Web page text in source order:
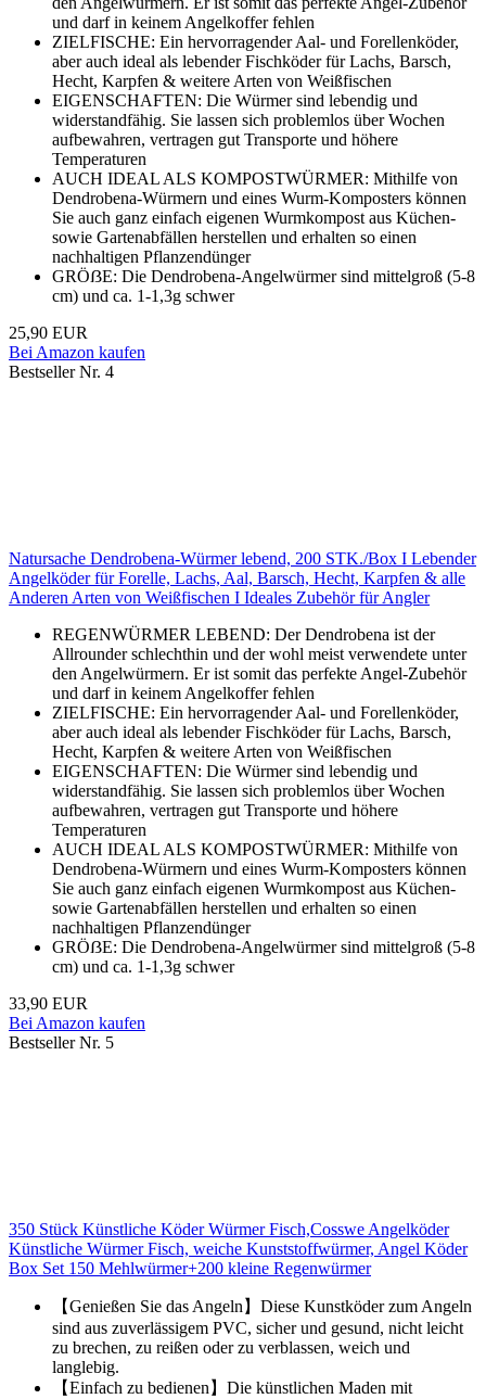
und darf in keinem Angelkoffer fehlen
ZIELFISCHE: Ein hervorragender Aal- und Forellenköder,
aber auch ideal als lebender Fischköder für Lachs, Barsch,
Hecht, Karpfen & weitere Arten von Weißfischen
EIGENSCHAFTEN: Die Würmer sind lebendig und
widerstandfähig. Sie lassen sich problemlos über Wochen
aufbewahren, vertragen gut Transporte und höhere
Temperaturen
AUCH IDEAL ALS KOMPOSTWÜRMER: Mithilfe von
Dendrobena-Würmern und eines Wurm-Komposters können
Sie auch ganz einfach eigenen Wurmkompost aus Küchen-
sowie Gartenabfällen herstellen und erhalten so einen
nachhaltigen Pflanzendünger
GRÖẞE: Die Dendrobena-Angelwürmer sind mittelgroß (5-8
cm) und ca. 1-1,3g schwer
25,90 EUR
Bei Amazon kaufen
Bestseller Nr. 4
Natursache Dendrobena-Würmer lebend, 200 STK./Box I Lebender
Angelköder für Forelle, Lachs, Aal, Barsch, Hecht, Karpfen & alle
Anderen Arten von Weißfischen I Ideales Zubehör für Angler
REGENWÜRMER LEBEND: Der Dendrobena ist der
Allrounder schlechthin und der wohl meist verwendete unter
den Angelwürmern. Er ist somit das perfekte Angel-Zubehör
und darf in keinem Angelkoffer fehlen
ZIELFISCHE: Ein hervorragender Aal- und Forellenköder,
aber auch ideal als lebender Fischköder für Lachs, Barsch,
Hecht, Karpfen & weitere Arten von Weißfischen
EIGENSCHAFTEN: Die Würmer sind lebendig und
widerstandfähig. Sie lassen sich problemlos über Wochen
aufbewahren, vertragen gut Transporte und höhere
Temperaturen
AUCH IDEAL ALS KOMPOSTWÜRMER: Mithilfe von
Dendrobena-Würmern und eines Wurm-Komposters können
Sie auch ganz einfach eigenen Wurmkompost aus Küchen-
sowie Gartenabfällen herstellen und erhalten so einen
nachhaltigen Pflanzendünger
GRÖẞE: Die Dendrobena-Angelwürmer sind mittelgroß (5-8
cm) und ca. 1-1,3g schwer
33,90 EUR
Bei Amazon kaufen
Bestseller Nr. 5
350 Stück Künstliche Köder Würmer Fisch,Cosswe Angelköder
Künstliche Würmer Fisch, weiche Kunststoffwürmer, Angel Köder
Box Set 150 Mehlwürmer+200 kleine Regenwürmer
【Genießen Sie das Angeln】Diese Kunstköder zum Angeln
sind aus zuverlässigem PVC, sicher und gesund, nicht leicht
zu brechen, zu reißen oder zu verblassen, weich und
langlebig.
【Einfach zu bedienen】Die künstlichen Maden mit